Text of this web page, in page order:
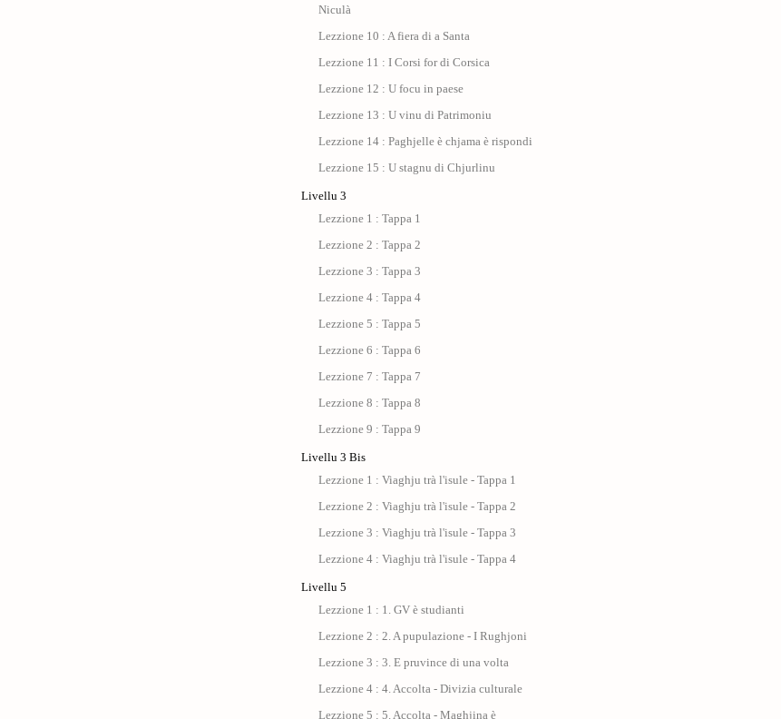
Niculà
Lezzione 10 : A fiera di a Santa
Lezzione 11 : I Corsi for di Corsica
Lezzione 12 : U focu in paese
Lezzione 13 : U vinu di Patrimoniu
Lezzione 14 : Paghjelle è chjama è rispondi
Lezzione 15 : U stagnu di Chjurlinu
Livellu 3
Lezzione 1 : Tappa 1
Lezzione 2 : Tappa 2
Lezzione 3 : Tappa 3
Lezzione 4 : Tappa 4
Lezzione 5 : Tappa 5
Lezzione 6 : Tappa 6
Lezzione 7 : Tappa 7
Lezzione 8 : Tappa 8
Lezzione 9 : Tappa 9
Livellu 3 Bis
Lezzione 1 : Viaghju trà l'isule - Tappa 1
Lezzione 2 : Viaghju trà l'isule - Tappa 2
Lezzione 3 : Viaghju trà l'isule - Tappa 3
Lezzione 4 : Viaghju trà l'isule - Tappa 4
Livellu 5
Lezzione 1 : 1. GV è studianti
Lezzione 2 : 2. A pupulazione - I Rughjoni
Lezzione 3 : 3. E pruvince di una volta
Lezzione 4 : 4. Accolta - Divizia culturale
Lezzione 5 : 5. Accolta - Maghjina è